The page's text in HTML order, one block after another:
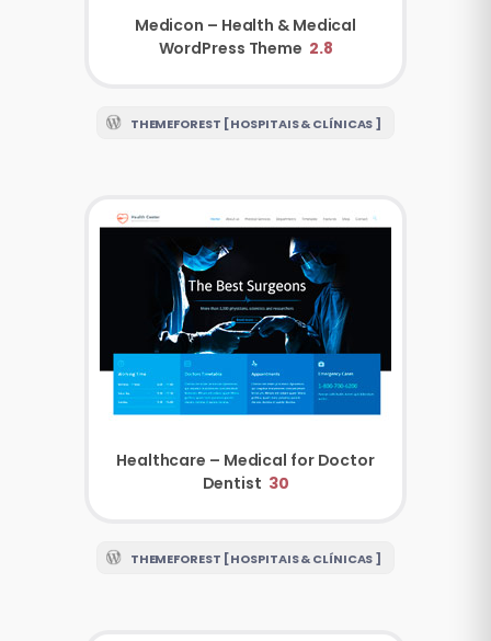
Medicon – Health & Medical
WordPress Theme 2.8
THEMEFOREST [ HOSPITAIS & CLÍNICAS ]
Healthcare – Medical for Doctor
Dentist 30
THEMEFOREST [ HOSPITAIS & CLÍNICAS ]